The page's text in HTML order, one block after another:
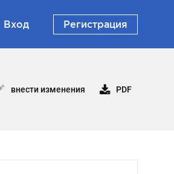
Вход Регистрация
внести изменения PDF